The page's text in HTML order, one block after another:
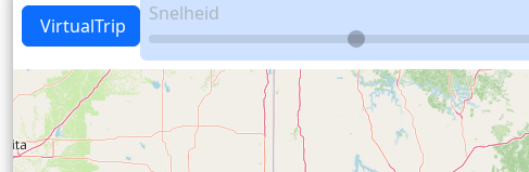
VirtualTrip
Snelheid